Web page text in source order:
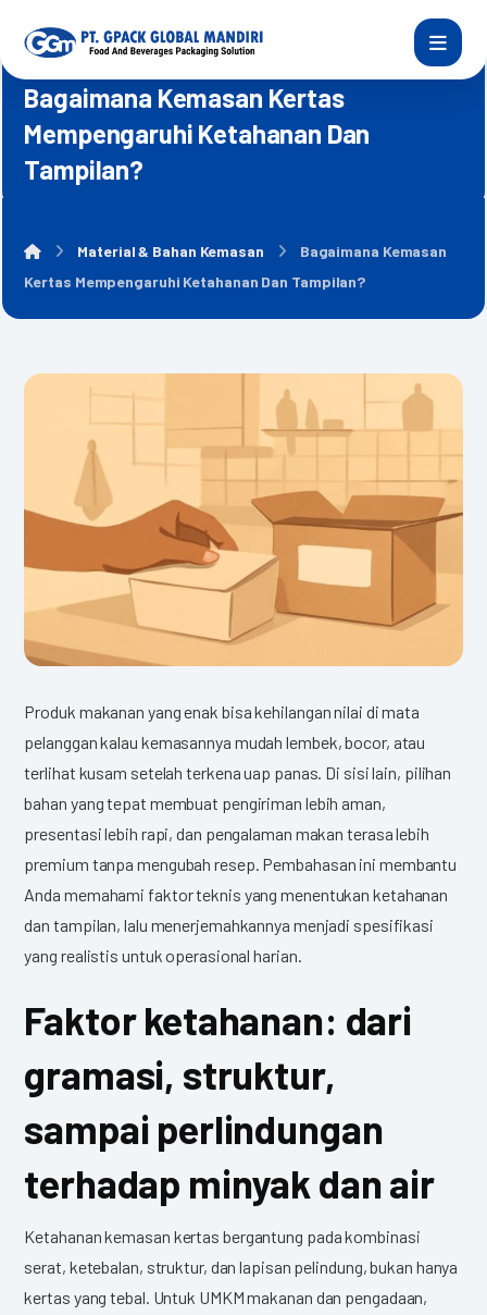
Bagaimana Kemasan Kertas
Mempengaruhi Ketahanan Dan
Tampilan?
Material & Bahan Kemasan
Bagaimana Kemasan
Kertas Mempengaruhi Ketahanan Dan Tampilan?
Produk makanan yang enak bisa kehilangan nilai di mata
pelanggan kalau kemasannya mudah lembek, bocor, atau
terlihat kusam setelah terkena uap panas. Di sisi lain, pilihan
bahan yang tepat membuat pengiriman lebih aman,
presentasi lebih rapi, dan pengalaman makan terasa lebih
premium tanpa mengubah resep. Pembahasan ini membantu
Anda memahami faktor teknis yang menentukan ketahanan
dan tampilan, lalu menerjemahkannya menjadi spesifikasi
yang realistis untuk operasional harian.
Faktor ketahanan: dari
gramasi, struktur,
sampai perlindungan
terhadap minyak dan air
Ketahanan kemasan kertas bergantung pada kombinasi
serat, ketebalan, struktur, dan lapisan pelindung, bukan hanya
kertas yang tebal. Untuk UMKM makanan dan pengadaan,